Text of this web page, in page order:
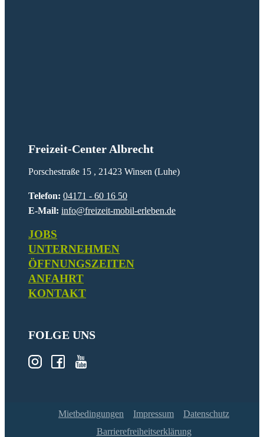
Freizeit-Center Albrecht
Porschestraße 15 , 21423 Winsen (Luhe)
Telefon: 04171 - 60 16 50
E-Mail: info@freizeit-mobil-erleben.de
JOBS
UNTERNEHMEN
ÖFFNUNGSZEITEN
ANFAHRT
KONTAKT
FOLGE UNS
Mietbedingungen Impressum
Datenschutz
Barrierefreiheitserklärung